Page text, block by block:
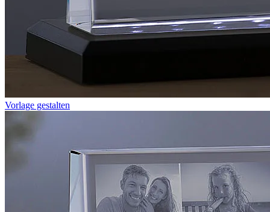
Vorlage gestalten